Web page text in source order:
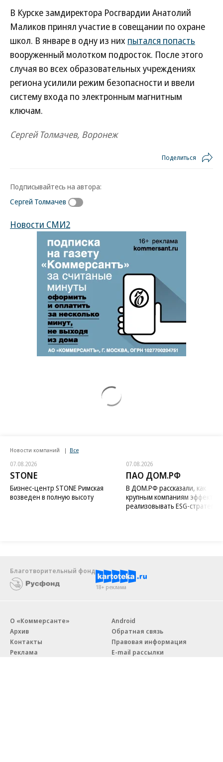
В Курске замдиректора Росгвардии Анатолий
Маликов принял участие в совещании по охране
школ. В январе в одну из них пытался попасть
вооруженный молотком подросток. После этого
случая во всех образовательных учреждениях
региона усилили режим безопасности и ввели
систему входа по электронным магнитным
ключам.
Сергей Толмачев, Воронеж
Поделиться
Подписывайтесь на автора:
Сергей Толмачев
Новости СМИ2
Новости компаний Все
07.08.2026
STONE
Бизнес-центр STONE Римская
возведен в полную высоту
07.08.2026
ПАО ДОМ.РФ
В ДОМ.РФ рассказали, как
крупным компаниям
реализовывать ESG-стратегию
Благотворительный фонд
18+ реклама
О «Коммерсанте»
Архив
Контакты
Реклама
Android
Обратная связь
Правовая информация
E-mail рассылки